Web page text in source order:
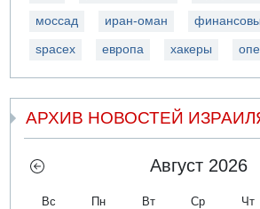
моссад иран-оман
spacex европа хакеры
АРХИВ НОВОСТЕЙ
Август 2026
Вс Пн Вт Ср Чт